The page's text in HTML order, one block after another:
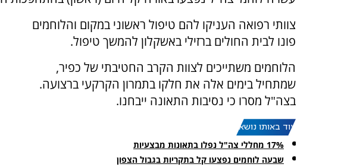
צוותי רפואה העניקו להם טיפול ראשוני במקום והלוחמים
פונו לבית החולים ברזילי באשקלון להמשך טיפול.
הלוחמים משתייכים לצוות הקרב החטיבתי של כפיר,
שמתחיל בימים אלה את חלקו בתמרון הקרקעי ברצועה.
בצה"ל מסרו כי נסיבות התאונה ייבחנו.
עוד באותו נושא:
17% מחללי צה"ל נפלו בתאונות מבצעיות
שבעה לוחמים נפצעו קל בתקריות בגבול הצפון